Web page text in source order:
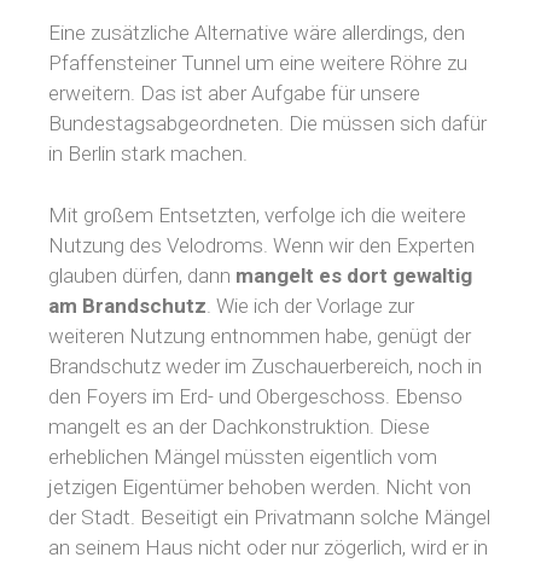
Eine zusätzliche Alternative wäre allerdings, den
Pfaffensteiner Tunnel um eine weitere Röhre zu
erweitern. Das ist aber Aufgabe für unsere
Bundestagsabgeordneten. Die müssen sich dafür
in Berlin stark machen.
Mit großem Entsetzten, verfolge ich die weitere
Nutzung des Velodroms. Wenn wir den Experten
glauben dürfen, dann mangelt es dort gewaltig
am Brandschutz . Wie ich der Vorlage zur
weiteren Nutzung entnommen habe, genügt der
Brandschutz weder im Zuschauerbereich, noch in
den Foyers im Erd- und Obergeschoss. Ebenso
mangelt es an der Dachkonstruktion. Diese
erheblichen Mängel müssten eigentlich vom
jetzigen Eigentümer behoben werden. Nicht von
der Stadt. Beseitigt ein Privatmann solche Mängel
an seinem Haus nicht oder nur zögerlich, wird er in